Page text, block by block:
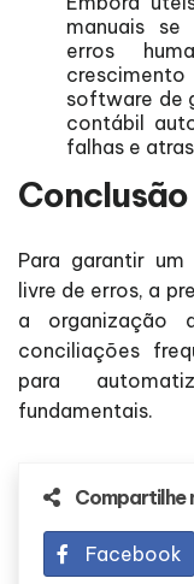
manuais
erros
software de
contábil
falhas e
Conclusão
Para garantir
livre de erros, a
a organização
conciliações
para
fundamentais.
Compartilhe
Facebook